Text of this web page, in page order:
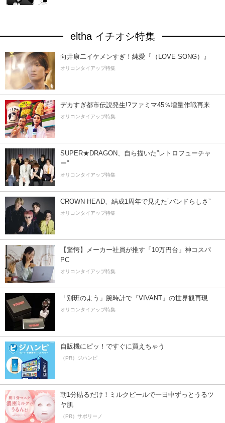
eltha イチオシ特集
向井康二イケメンすぎ！純愛『（LOVE SONG）』
オリコンタイアップ特集
デカすぎ都市伝説発生!?ファミマ45％増量作戦再来
オリコンタイアップ特集
SUPER★DRAGON、自ら描いた”レトロフューチャ
ー”
オリコンタイアップ特集
CROWN HEAD、結成1周年で見えた”バンドらしさ”
オリコンタイアップ特集
【驚愕】メーカー社員が推す「10万円台」神コスパ
PC
オリコンタイアップ特集
「別班のよう」腕時計で『VIVANT』の世界観再現
オリコンタイアップ特集
自販機にピッ！ですぐに買えちゃう
（PR）ジハンピ
朝1分貼るだけ！ミルクピールで一日中ずっとうるツ
ヤ肌
（PR）サボリーノ